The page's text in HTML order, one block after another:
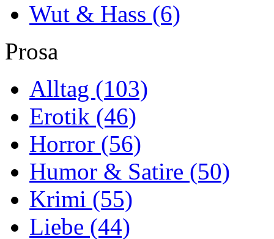
Wut & Hass (6)
Prosa
Alltag (103)
Erotik (46)
Horror (56)
Humor & Satire (50)
Krimi (55)
Liebe (44)